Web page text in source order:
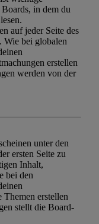
in dem du
auf jeder Seite des
Wie bei globalen
erstellen
werden von der
unter den
ersten Seite zu
Inhalt,
bei den
erstellen
stellt die Board-